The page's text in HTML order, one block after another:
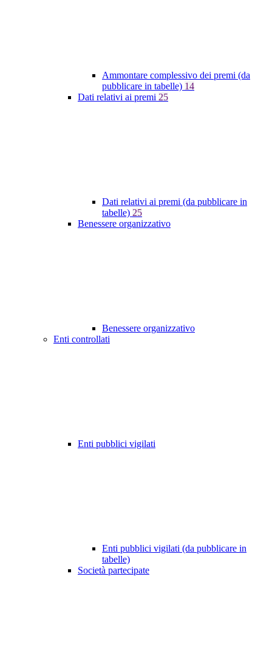
Ammontare complessivo dei premi (da
pubblicare in tabelle) 14
Dati relativi ai premi 25
Dati relativi ai premi (da pubblicare in
tabelle) 25
Benessere organizzativo
Benessere organizzativo
Enti controllati
Enti pubblici vigilati
Enti pubblici vigilati (da pubblicare in
tabelle)
Società partecipate